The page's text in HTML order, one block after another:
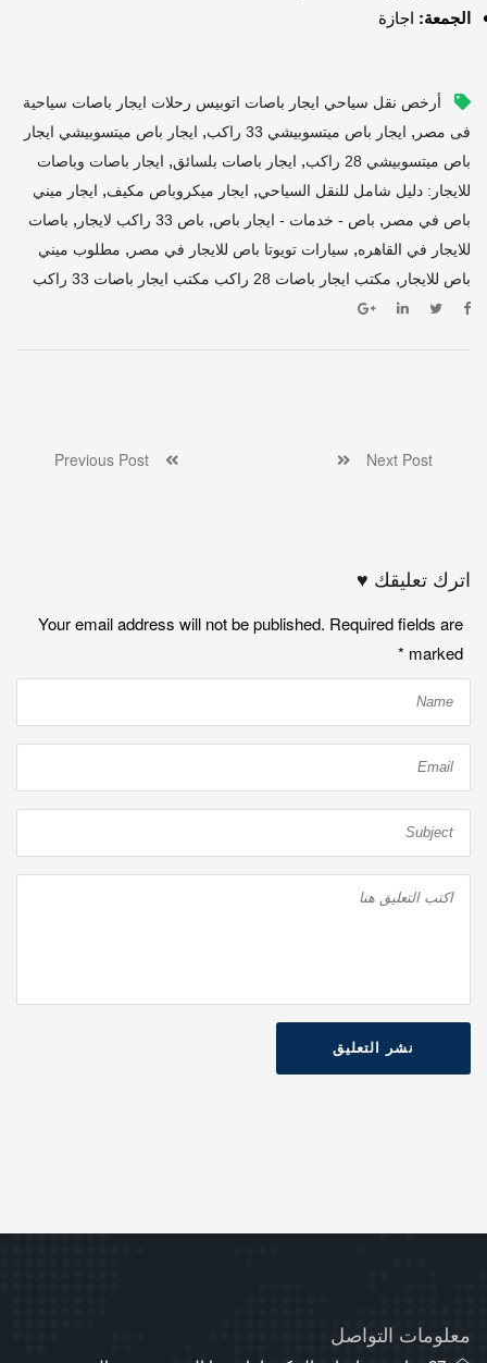
الجمعة: اجازة
أرخص نقل سياحي ايجار باصات اتوبيس رحلات ايجار باصات سياحية
فى مصر , ايجار باص ميتسوبيشي 33 راكب , ايجار باص ميتسوبيشي ايجار
باص ميتسوبيشي 28 راكب
, ايجار باصات بلسائق, ايجار باصات وباصات
للايجار: دليل شامل للنقل السياحي, ايجار ميكروباص مكيف, ايجار ميني
باص في مصر , باص - خدمات - ايجار باص, باص 33 راكب لايجار , باصات
للايجار في القاهره, سيارات تويوتا باص للايجار في مصر , مطلوب ميني
باص للايجار , مكتب ايجار باصات 28 راكب مكتب ايجار باصات 33 راكب
Next Post
اترك تعليقك ♥
Your email address will not be published. Required fields are
marked
*
نشر التعليق
معلومات التواصل